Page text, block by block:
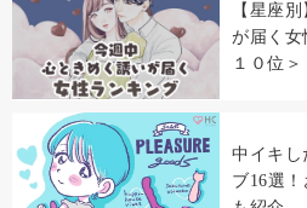
【星座
が届く女
１０位＞
中イキし
ブ16選